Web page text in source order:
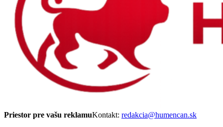
Priestor pre vašu reklamuKontakt: redakcia@humencan.sk